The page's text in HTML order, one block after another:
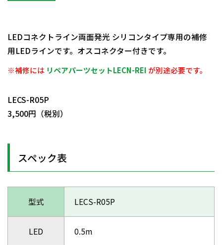
LEDコネクトライン両面発光 シリコンタイプ専用の補修
用LEDラインです。オスコネクター付きです。
※補修には リペアパーツセットLECN-REI が別途必要です。
LECS-R05P
3,500円（税別）
スペック表
型式 LECS-R05P
LED 0.5m